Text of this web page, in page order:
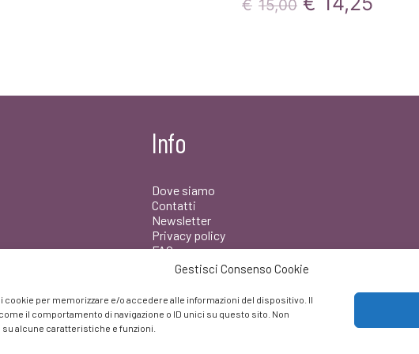
Gestisci Consenso Cookie
per memorizzare e/o accedere alle informazioni del dispositivo. Il
il comportamento di navigazione o ID unici su questo sito. Non
alcune caratteristiche e funzioni.
€ 15,00
era:
è:
Info
Dove siamo
Contatti
Newsletter
Privacy policy
FAQ
Facebook